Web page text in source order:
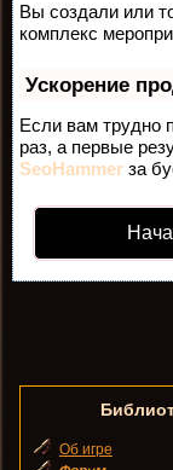
Вы создали или
комплекс
Ускорение
Если вам трудно
раз, а первые
SeoHammer за
Об игре